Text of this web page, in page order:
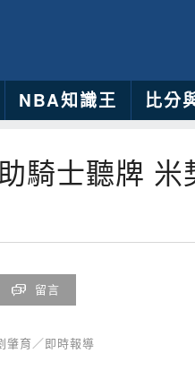
NBA知識王 比分
騎士聽牌 米
留言
肇育／即時報導